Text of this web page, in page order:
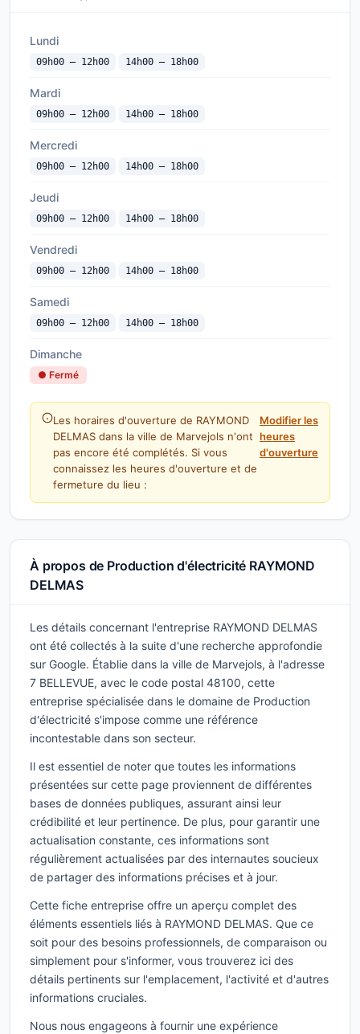
Lundi
09h00 — 12h00 14h00 — 18h00
Mardi
09h00 — 12h00 14h00 — 18h00
Mercredi
09h00 — 12h00 14h00 — 18h00
Jeudi
09h00 — 12h00 14h00 — 18h00
Vendredi
09h00 — 12h00 14h00 — 18h00
Samedi
09h00 — 12h00 14h00 — 18h00
Dimanche
● Fermé
Les horaires d'ouverture de RAYMOND
DELMAS dans la ville de Marvejols n'ont
pas encore été complétés. Si vous
connaissez les heures d'ouverture et de
fermeture du lieu :
Modifier les
heures
d'ouverture
À propos de Production d'électricité RAYMOND
DELMAS
Les détails concernant l'entreprise RAYMOND DELMAS
ont été collectés à la suite d'une recherche approfondie
sur Google. Établie dans la ville de Marvejols, à l'adresse
7 BELLEVUE, avec le code postal 48100, cette
entreprise spécialisée dans le domaine de Production
d'électricité s'impose comme une référence
incontestable dans son secteur.
Il est essentiel de noter que toutes les informations
présentées sur cette page proviennent de différentes
bases de données publiques, assurant ainsi leur
crédibilité et leur pertinence. De plus, pour garantir une
actualisation constante, ces informations sont
régulièrement actualisées par des internautes soucieux
de partager des informations précises et à jour.
Cette fiche entreprise offre un aperçu complet des
éléments essentiels liés à RAYMOND DELMAS. Que ce
soit pour des besoins professionnels, de comparaison ou
simplement pour s'informer, vous trouverez ici des
détails pertinents sur l'emplacement, l'activité et d'autres
informations cruciales.
Nous nous engageons à fournir une expérience